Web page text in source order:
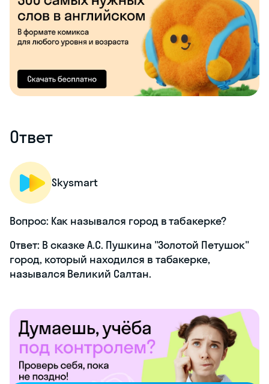
Ответ
Skysmart
Вопрос: Как назывался город в табакерке?
Ответ: В сказке А.С. Пушкина "Золотой Петушок"
город, который находился в табакерке,
назывался Великий Салтан.